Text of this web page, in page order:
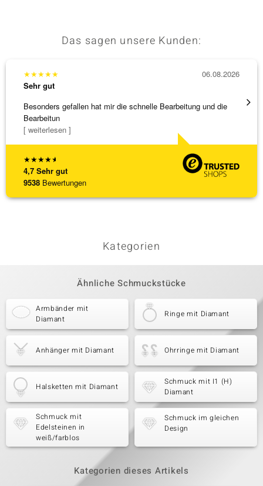
Das sagen unsere Kunden:
★★★★★
4,7 Sehr gut
9538 Bewertungen
★★★★★
Sehr gut
Besonders gefallen hat mir die schnelle Bearbeitung und die
Bearbeitun
[ weiterlesen ]
06.08.2026
Top
Kategorien
Ähnliche Schmuckstücke
Armbänder mit
Diamant
Ringe mit Diamant
Anhänger mit Diamant Ohrringe mit Diamant
Halsketten mit Diamant
Schmuck mit I1 (H)
Diamant
Schmuck mit
Edelsteinen in
weiß/farblos
Schmuck im gleichen
Design
Kategorien dieses Artikels